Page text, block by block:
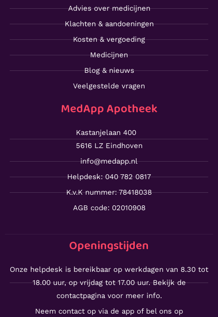
Advies over medicijnen
Klachten & aandoeningen
Kosten & vergoeding
Medicijnen
Blog & nieuws
Veelgestelde vragen
MedApp Apotheek
Kastanjelaan 400
5616 LZ Eindhoven
info@medapp.nl
Helpdesk: 040 782 0817
K.v.K nummer: 78418038
AGB code: 02010908
Openingstijden
Onze helpdesk is bereikbaar op werkdagen van 8.30 tot
18.00 uur, op vrijdag tot 17.00 uur. Bekijk de
contactpagina voor meer info.
Neem contact op via de app of bel ons op